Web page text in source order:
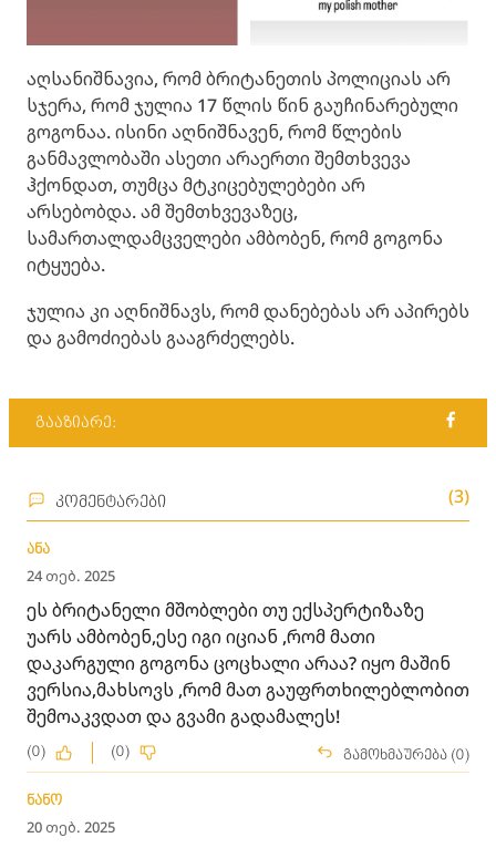
აღსანიშნავია, რომ ბრიტანეთის პოლიციას არ
სჯერა, რომ ჯულია 17 წლის წინ გაუჩინარებული
გოგონაა. ისინი აღნიშნავენ, რომ წლების
განმავლობაში ასეთი არაერთი შემთხვევა
ჰქონდათ, თუმცა მტკიცებულებები არ
არსებობდა. ამ შემთხვევაზეც,
სამართალდამცველები ამბობენ, რომ გოგონა
იტყუება.
ჯულია კი აღნიშნავს, რომ დანებებას არ აპირებს
და გამოძიებას გააგრძელებს.
გააზიარე:
კომენტარები (3)
ანა
24 თებ. 2025
ეს ბრიტანელი მშობლები თუ ექსპერტიზაზე
უარს ამბობენ,ესე იგი იციან ,რომ მათი
დაკარგული გოგონა ცოცხალი არაა? იყო მაშინ
ვერსია,მახსოვს ,რომ მათ გაუფრთხილებლობით
შემოაკვდათ და გვამი გადამალეს!
(0) (0) გამოხმაურება (0)
ნანო
20 თებ. 2025